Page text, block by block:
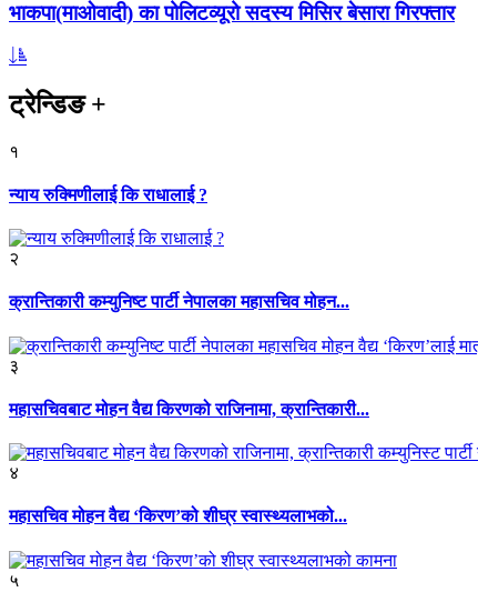
भाकपा(माओवादी) का पोलिटव्यूरो सदस्य मिसिर बेसारा गिरफ्तार
ट्रेन्डिङ+
१
न्याय रुक्मिणीलाई कि राधालाई ?
२
क्रान्तिकारी कम्युनिष्ट पार्टी नेपालका महासचिव मोहन...
३
महासचिवबाट मोहन वैद्य किरणको राजिनामा, क्रान्तिकारी...
४
महासचिव मोहन वैद्य ‘किरण’को शीघ्र स्वास्थ्यलाभको...
५